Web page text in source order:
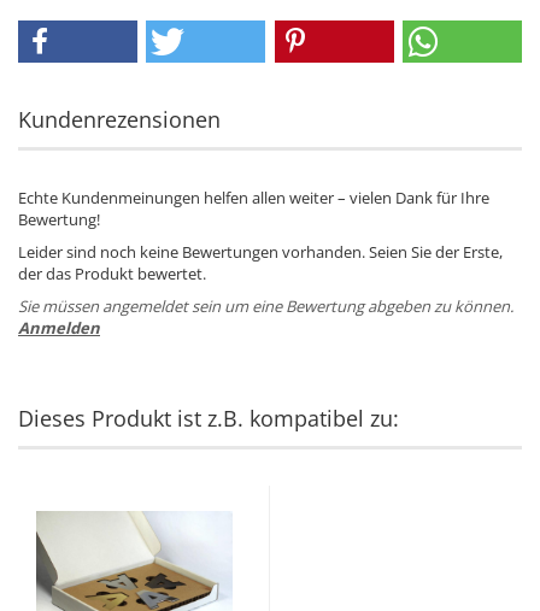
Kundenrezensionen
Echte Kundenmeinungen helfen allen weiter – vielen Dank für Ihre
Bewertung!
Leider sind noch keine Bewertungen vorhanden. Seien Sie der Erste,
der das Produkt bewertet.
Sie müssen angemeldet sein um eine Bewertung abgeben zu können.
Anmelden
Dieses Produkt ist z.B. kompatibel zu: